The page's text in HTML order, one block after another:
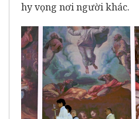
hy vọng nơi người khác.